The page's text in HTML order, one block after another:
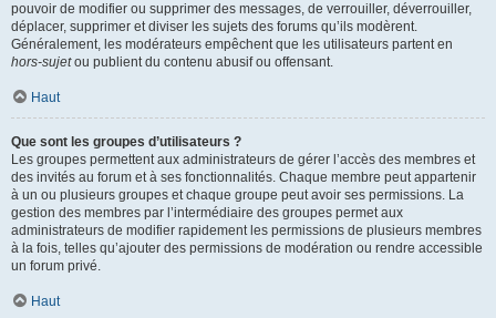
pouvoir de modifier ou supprimer des messages, de verrouiller, déverrouiller,
déplacer, supprimer et diviser les sujets des forums qu’ils modèrent.
Généralement, les modérateurs empêchent que les utilisateurs partent en
hors-sujetou publient du contenu abusif ou offensant.
Haut
Que sont les groupes d’utilisateurs ?
Les groupes permettent aux administrateurs de gérer l’accès des membres et
des invités au forum et à ses fonctionnalités. Chaque membre peut appartenir
à un ou plusieurs groupes et chaque groupe peut avoir ses permissions. La
gestion des membres par l’intermédiaire des groupes permet aux
administrateurs de modifier rapidement les permissions de plusieurs membres
à la fois, telles qu’ajouter des permissions de modération ou rendre accessible
un forum privé.
Haut